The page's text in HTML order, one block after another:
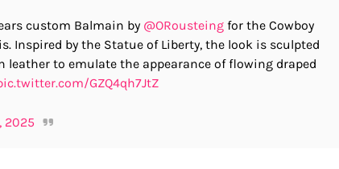
custom Balmain by @ORousteing for the Cowboy
Inspired by the Statue of Liberty, the look is sculpted
leather to emulate the appearance of flowing draped
GZQ4qh7JtZ
2025